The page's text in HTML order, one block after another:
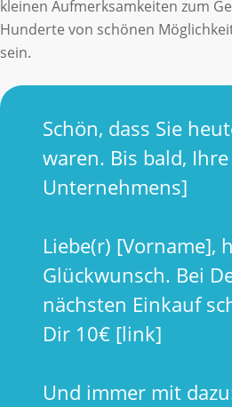
kleinen Aufmerksamkeiten zum
Hunderte von schönen
sein.
Schön, dass Sie
waren. Bis bald,
Unternehmens]
Liebe(r) [Vorname],
Glückwunsch. Bei
nächsten Einkauf
Dir 10€ [link]
Und immer mit